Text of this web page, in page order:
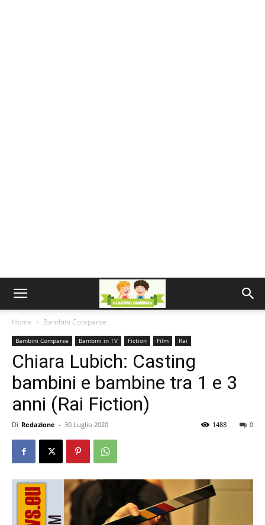
Home Bambini Comparse
Bambini Comparse Bambini in TV Fiction Film Rai
Chiara Lubich: Casting
bambini e bambine tra 1 e 3
anni (Rai Fiction)
Di Redazione - 30 Luglio 2020 0
1488